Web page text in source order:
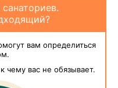
вам определиться
чему вас не обязывает.